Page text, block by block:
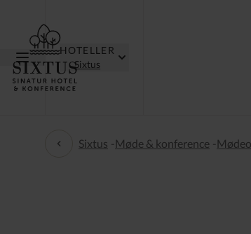
HOTELLER
Sixtus
Mødeoplevelse
Sixtus - Møde & konference -